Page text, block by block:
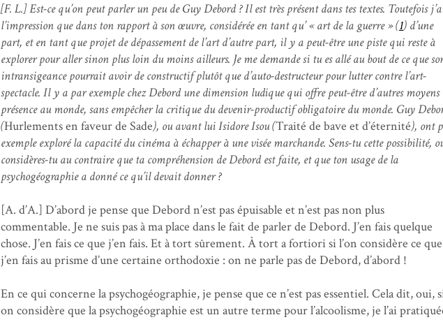
[F. L.] Est-ce qu’on peut parler un peu de Guy Debord ? Il est très présent dans tes textes. Toutefois
l’impression que dans ton rapport à son œuvre, considérée en tant qu’ « art de la guerre » (1) d’une
part, et en tant que projet de dépassement de l’art d’autre part, il y a peut-être une piste qui reste à
explorer pour aller sinon plus loin du moins ailleurs. Je me demande si tu es allé au bout de ce que
intransigeance pourrait avoir de constructif plutôt que d’auto-destructeur pour lutter contre l’art-
spectacle. Il y a par exemple chez Debord une dimension ludique qui offre peut-être d’autres moyens
présence au monde, sans empêcher la critique du devenir-productif obligatoire du monde. Guy
(Hurlements en faveur de Sade), ou avant lui Isidore Isou (Traité de bave et d’éternité), ont
exemple exploré la capacité du cinéma à échapper à une visée marchande. Sens-tu cette possibilité,
considères-tu au contraire que ta compréhension de Debord est faite, et que ton usage de la
psychogéographie a donné ce qu’il devait donner ?
[A. d’A.] D’abord je pense que Debord n’est pas épuisable et n’est pas non plus
commentable. Je ne suis pas à ma place dans le fait de parler de Debord. J’en fais quelque
chose. J’en fais ce que j’en fais. Et à tort sûrement. À tort a fortiori si l’on considère ce que
j’en fais au prisme d’une certaine orthodoxie : on ne parle pas de Debord, d’abord !
En ce qui concerne la psychogéographie, je pense que ce n’est pas essentiel. Cela dit, oui,
on considère que la psychogéographie est un autre terme pour l’alcoolisme, je l’ai